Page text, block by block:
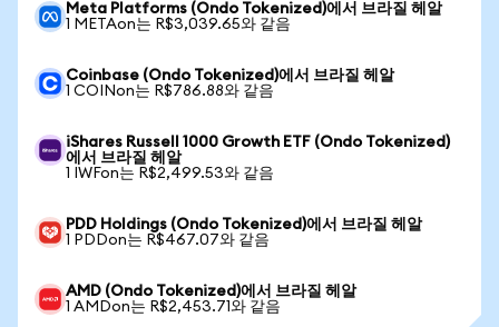
Meta Platforms (Ondo Tokenized)에서 브라질 헤알
1 METAon는 R$3,039.65와 같음
Coinbase (Ondo Tokenized)에서 브라질 헤알
1 COINon는 R$786.88와 같음
iShares Russell 1000 Growth ETF (Ondo Tokenized)
에서 브라질 헤알
1 IWFon는 R$2,499.53와 같음
PDD Holdings (Ondo Tokenized)에서 브라질 헤알
1 PDDon는 R$467.07와 같음
AMD (Ondo Tokenized)에서 브라질 헤알
1 AMDon는 R$2,453.71와 같음